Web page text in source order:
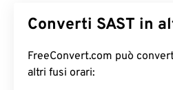
Converti SAST in
FreeConvert.com può
altri fusi orari: